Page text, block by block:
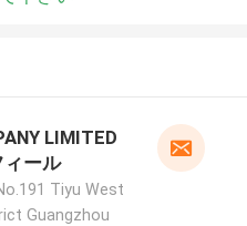
LIMITED
ール
Tiyu West
Guangzhou